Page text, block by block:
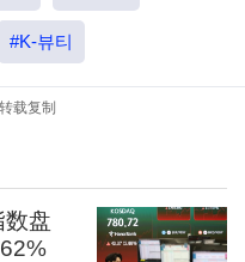
#K-뷰티
载复制
数盘